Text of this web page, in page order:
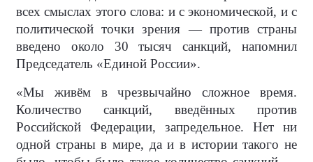
всех смыслах этого слова: и с экономической, и с
политической точки зрения — против страны
введено около 30 тысяч санкций, напомнил
Председатель «Единой России».
«Мы живём в чрезвычайно сложное время.
Количество санкций, введённых против
Российской Федерации, запредельное. Нет ни
одной страны в мире, да и в истории такого не